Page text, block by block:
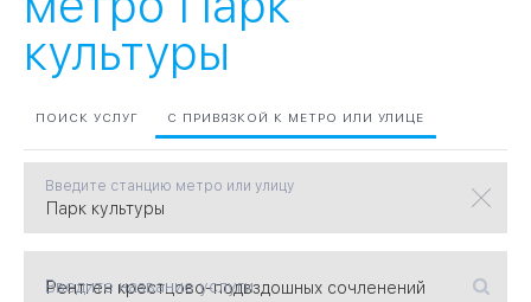
09
18
Университет
культуры
ПОИСК УСЛУГ С ПРИВЯЗКОЙ К МЕТРО ИЛИ УЛИЦЕ
Введите станцию метро или улицу
Введите название услуги